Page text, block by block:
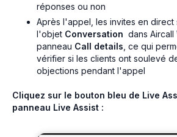
réponses ou non
Après l'appel, les invites en direct
l'objet Conversation dans
panneau Call details , ce qui
vérifier si les clients ont soulevé
objections pendant l'appel
Cliquez sur le bouton bleu de Live
panneau Live Assist :